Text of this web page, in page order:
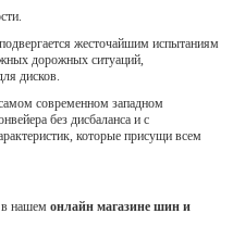
жесточайшим испытаниям
дорожных ситуаций,
дисков.
современном западном
без дисбаланса и с
которые присущи всем
нашем онлайн магазине шин и